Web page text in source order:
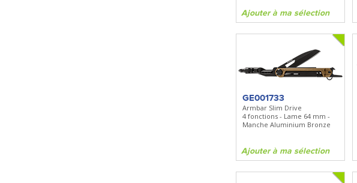
Ajouter à ma sélection
GE001733
Armbar Slim Drive
4 fonctions - Lame 64 mm -
Manche Aluminium Bronze
Ajouter à ma sélection